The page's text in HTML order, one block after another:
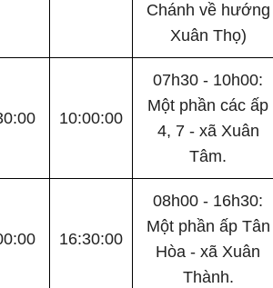
Chánh về hướng
Xuân Thọ)
10:00:00
07h30 - 10h00:
Một phần các ấp
4, 7 - xã Xuân
Tâm.
16:30:00
08h00 - 16h30:
Một phần ấp Tân
Hòa - xã Xuân
Thành.